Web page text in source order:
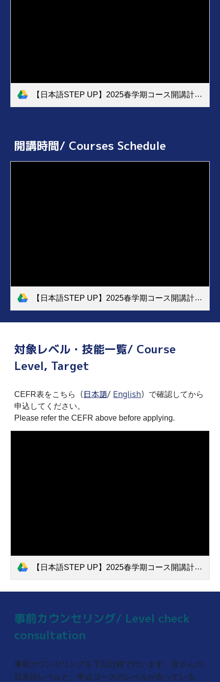
【日本語STEP UP】2025春学期コース開講計画.xlsx - コース概要 (学外).pdf
開講時間/ Courses Schedule
【日本語STEP UP】2025春学期コース開講計画.xlsx - 開講時間(STEP UP学外).pdf
対象レベル・技能一覧/ Course
Level, Target
CEFR表をこちら （日本語/ English）
で確認してから
申込してください。
Please refer the CEFR above before applying.
【日本語STEP UP】2025春学期コース開講計画.xlsx - 対象技能（学外）.pdf
事前カウンセリング/ Level check
consultation
事前カウンセリングを下記日程で行います。皆さんの
日本語レベルと、申込コースのレベルが合っている